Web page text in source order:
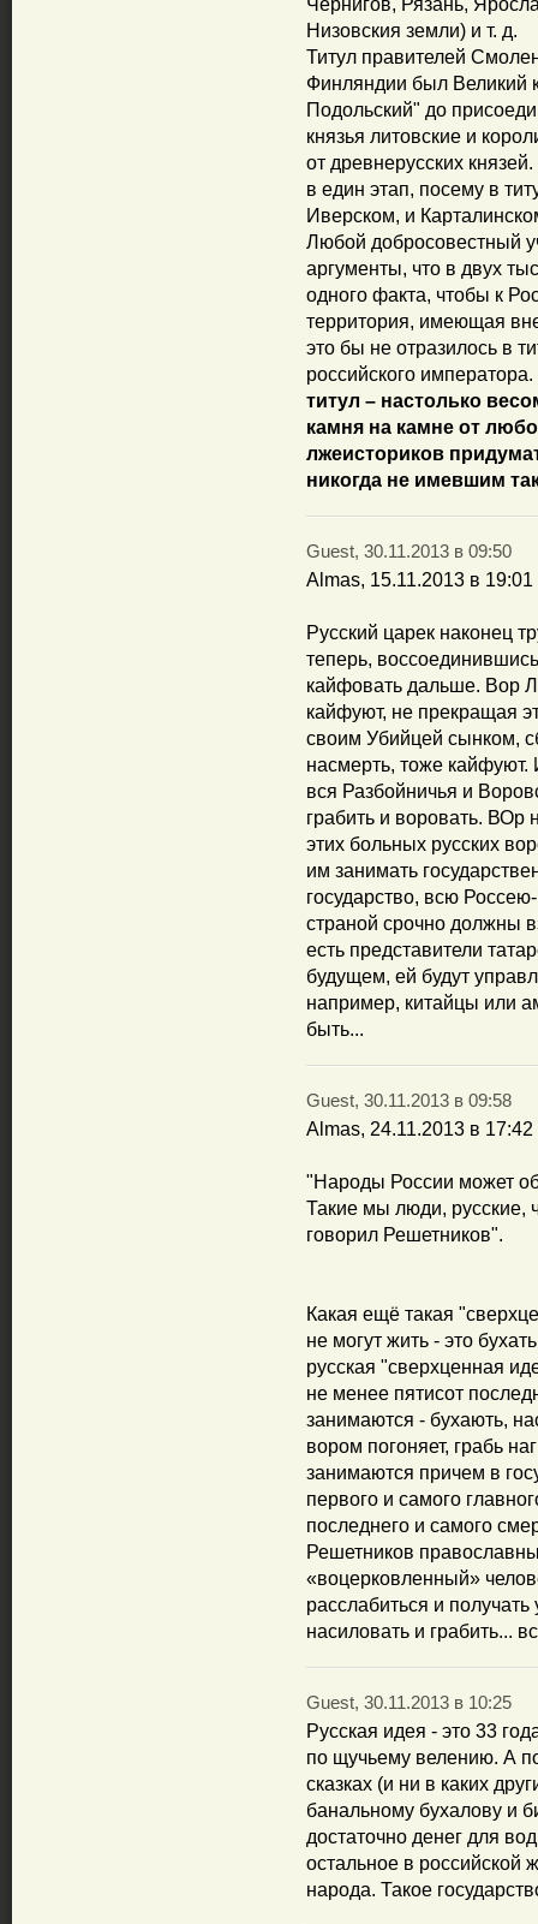
Чернигов, Рязань,
Низовския земли) и т. д.
Титул правителей
Финляндии был Великий
Подольский" до
князья литовские и
от древнерусских
в един этап, посему в
Иверском, и
Любой добросовестный
аргументы, что в двух
одного факта, чтобы к
территория, имеющая
это бы не отразилось в
российского императора.
титул – настолько
камня на камне от
лжеисториков
никогда не имевшим
Guest, 30.11.2013 в 09:50
Almas, 15.11.2013 в 19:01
Русский царек наконец
теперь,
кайфовать дальше. Вор
кайфуют, не прекращая
своим Убийцей сынком,
насмерть, тоже кайфуют.
вся Разбойничья и
грабить и воровать. ВОр
этих больных русских
им занимать
государство, всю
страной срочно должны
есть представители
будущем, ей будут
например, китайцы или
быть...
Guest, 30.11.2013 в 09:58
Almas, 24.11.2013 в 17:42
"Народы России может
Такие мы люди, русские,
говорил Решетников".
Какая ещё такая
не могут жить - это
русская "сверхценная
не менее пятисот
занимаются - бухають,
вором погоняет, грабь
занимаются причем в
первого и самого
последнего и самого
Решетников
«воцерковленный»
расслабиться и получать
насиловать и грабить...
Guest, 30.11.2013 в 10:25
Русская идея - это 33
по щучьему велению. А
сказках (и ни в каких
банальному бухалову и
достаточно денег для
остальное в российской
народа. Такое